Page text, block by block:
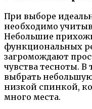
При выборе
необходимо
Небольшие
функциональных
загромождают
чувства тесноты. В
выбрать
низкой спинкой,
много места.